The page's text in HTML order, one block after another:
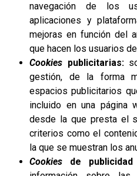
navegación de los
aplicaciones y
mejoras en función del
que hacen los usuarios
Cookies publicitarias:
gestión, de la forma
espacios publicitarios
incluido en una página
desde la que presta el
criterios como el
la que se muestran los
Cookies de publicidad